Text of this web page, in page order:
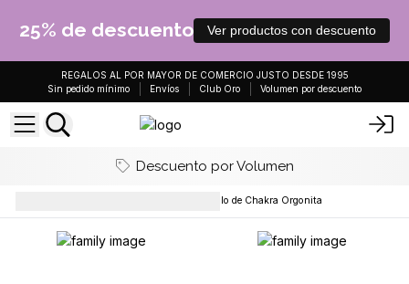
25% de descuento Ver productos con descuento
REGALOS AL POR MAYOR DE COMERCIO JUSTO DESDE 1995
Sin pedido mínimo
Envíos Club Oro Volumen por descuento
Descuento por Volumen
Péndulo de Chakra Orgonita